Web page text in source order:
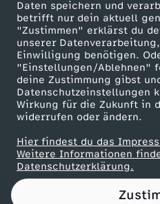
Daten speichern und
betrifft nur dein aktuell
"Zustimmen" erklärst du
unserer
Einwilligung benötigen.
"Einstellungen/Ablehnen"
deine Zustimmung gibst
Datenschutzeinstellungen
Wirkung für die Zukunft in
widerrufen oder ändern.
Hier findest du das
Weitere Informationen
Datenschutzerklärung.
a
m
m
N
a
t
Werbefernsehen
Mainzelmännchen
Partner